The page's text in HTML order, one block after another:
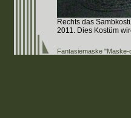
Rechts das
2011. Dies Kostüm
Fantasiemaske "Maske-